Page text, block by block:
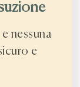
nessuna
e